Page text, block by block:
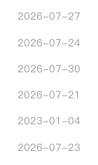
2026-07-27
2026-07-24
2026-07-30
2026-07-21
2023-01-04
2026-07-23